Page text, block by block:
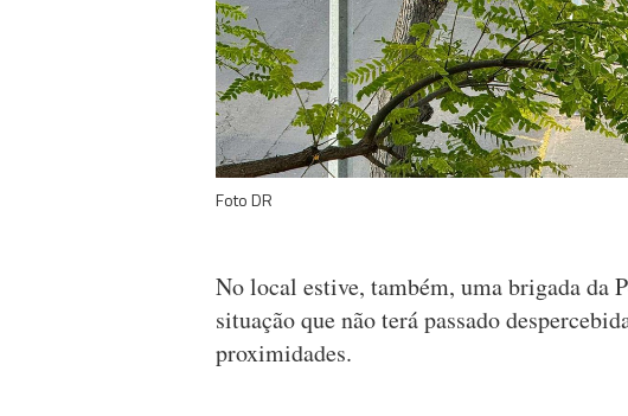
Foto DR
No local estive, também, uma brigada da
situação que não terá passado
proximidades.